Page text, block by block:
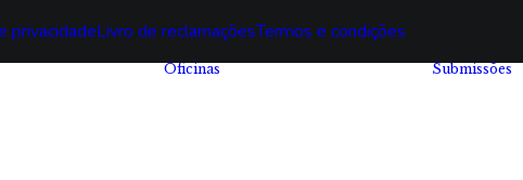
privacidadeLivro de reclamaçõesTermos e condições
Oficinas Submissões